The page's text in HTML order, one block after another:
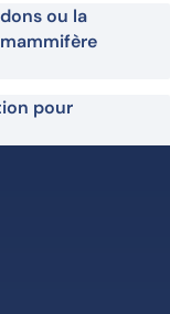
ou la
pour